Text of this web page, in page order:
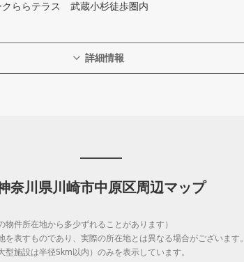
クららテラス 武蔵小杉徒歩圏内
詳細情報
奈川県川崎市中原区周辺マップ
件所在地から多少ずれることがあります）
表すものであり、実際の所在地とは異なる場合がございます。
施設は半径5km以内）のみを表示しています。